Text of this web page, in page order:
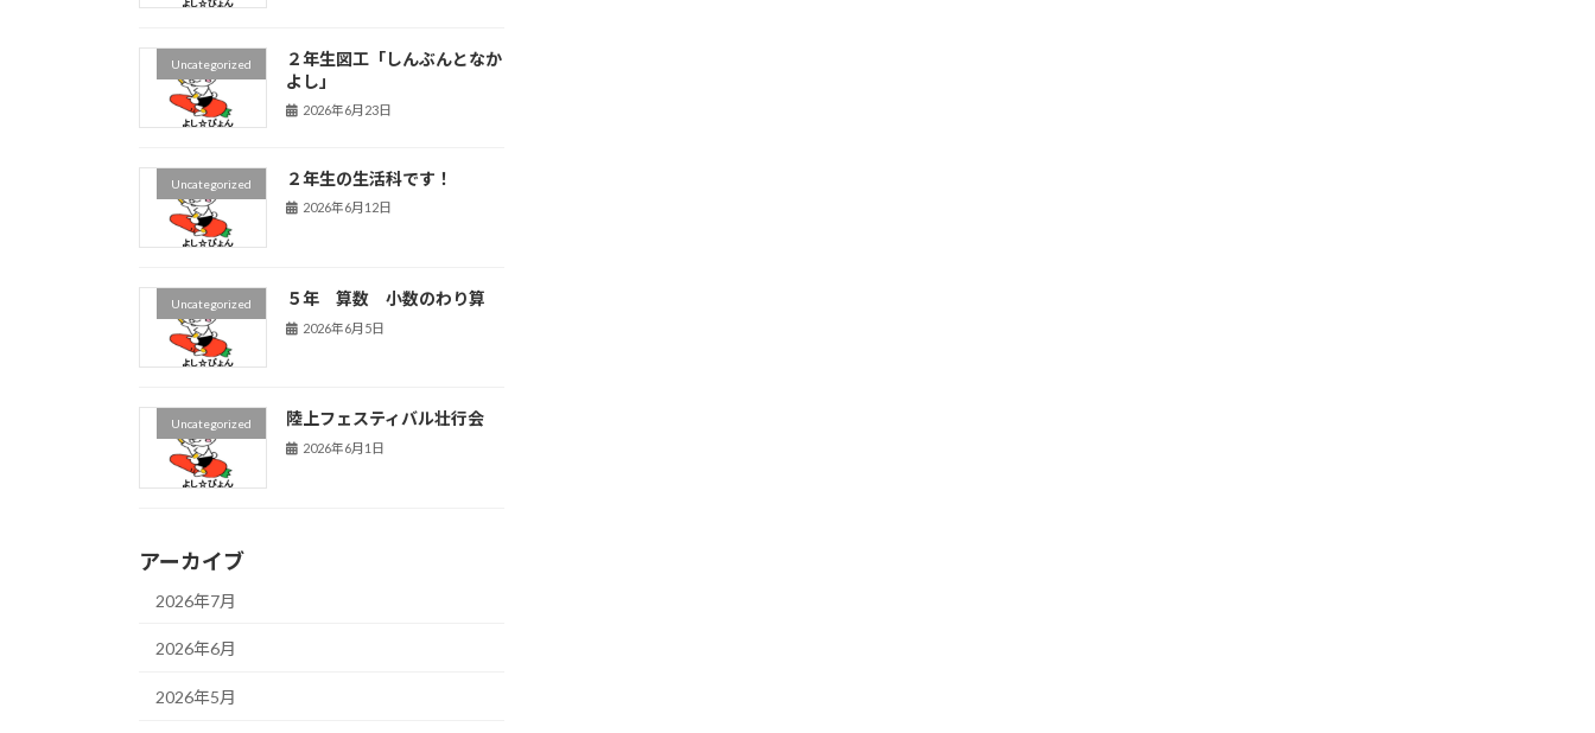
Uncategorized
２年生図工「しんぶんとなか
よし」
2026年6月23日
Uncategorized ２年生の生活科です！
2026年6月12日
Uncategorized ５年 算数 小数のわり算
2026年6月5日
Uncategorized 陸上フェスティバル壮行会
2026年6月1日
アーカイブ
2026年7月
2026年6月
2026年5月